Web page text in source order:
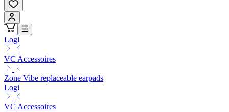
Logi
VC Accessoires
Zone Vibe replaceable earpads
Logi
VC Accessoires